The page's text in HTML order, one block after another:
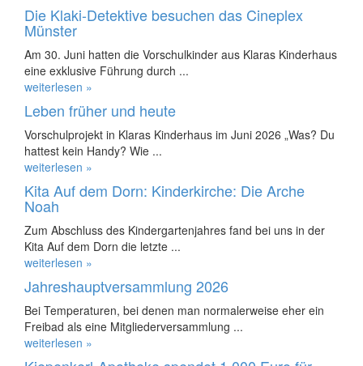
Die Klaki-Detektive besuchen das Cineplex
Münster
Am 30. Juni hatten die Vorschulkinder aus Klaras Kinderhaus
eine exklusive Führung durch ...
weiterlesen »
Leben früher und heute
Vorschulprojekt in Klaras Kinderhaus im Juni 2026 „Was? Du
hattest kein Handy? Wie ...
weiterlesen »
Kita Auf dem Dorn: Kinderkirche: Die Arche
Noah
Zum Abschluss des Kindergartenjahres fand bei uns in der
Kita Auf dem Dorn die letzte ...
weiterlesen »
Jahreshauptversammlung 2026
Bei Temperaturen, bei denen man normalerweise eher ein
Freibad als eine Mitgliederversammlung ...
weiterlesen »